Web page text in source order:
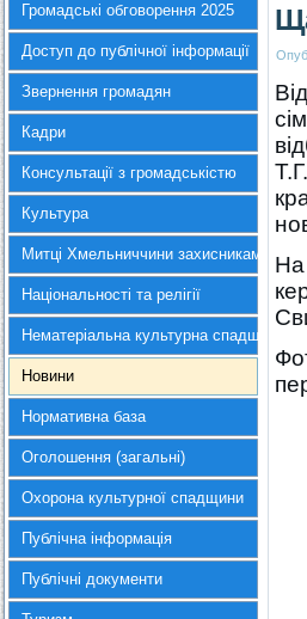
Громадські обговорення 2025
Доступ до публічної інформації
Звернення громадян
Кадри
Консультації з громадськістю
Культура
Митці Хмельниччини захисникам
Національності та релігії
Нематеріальна культурна спадщина
Новини
Нормативна база
Оголошення (загальні)
Охорона культурної спадщини
Публічна інформація
Публічні документи
На